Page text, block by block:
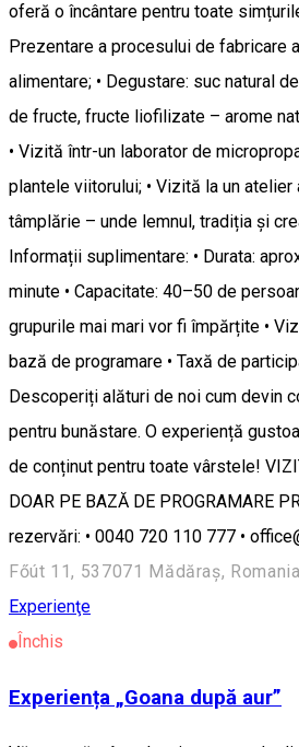
oferă o încântare pentru toate
Prezentare a procesului de fabricare
alimentare; • Degustare: suc natural
de fructe, fructe liofilizate – arome
• Vizită într-un laborator de
plantele viitorului; • Vizită la un
tâmplărie – unde lemnul, tradiția și
Informații suplimentare: • Durata:
minute • Capacitate: 40–50 de
grupurile mai mari vor fi împărțite •
bază de programare • Taxă de
Descoperiți alături de noi cum devin
pentru bunăstare. O experiență
de conținut pentru toate vârstele!
DOAR PE BAZĂ DE PROGRAMARE
rezervări: • 0040 720 110 777 •
Főút 11, 537071 Mădăraș, Romania
Experienţe
Închis
Experiența „Goana după aur”